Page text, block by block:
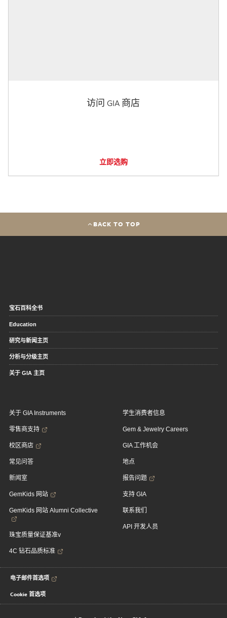
访问 GIA 商店
立即选购
BACK TO TOP
宝石百科全书
Education
研究与新闻主页
分析与分级主页
关于 GIA 主页
关于 GIA Instruments
零售商支持
校区商店
常见问答
新闻室
GemKids 网站
GemKids 网站 Alumni Collective
珠宝质量保证基准v
4C 钻石品质标准
学生消费者信息
Gem & Jewelry Careers
GIA 工作机会
地点
报告问题
支持 GIA
联系我们
API 开发人员
电子邮件首选项
Cookie 首选项